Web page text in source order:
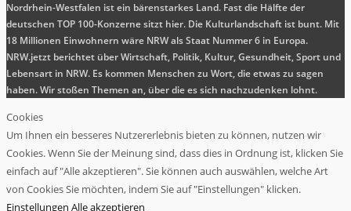
Nordrhein-Westfalen ist ein bärenstarkes Land. Fast die Hälfte der
deutschen TOP 100-Konzerne sitzt hier. Die Kulturlandschaft ist bunt. Mit
18 Millionen Einwohnern wäre NRW als Staat Nummer 6 in Europa.
NRW.jetzt berichtet über Wirtschaft, Politik, Kultur, Gesundheit, Sport und
Lebensart in NRW. Es kommen Menschen zu Wort, die etwas zu sagen
haben. Wir stoßen Themen an, über die es sich nachzudenken lohnt.
Cookies
Um Ihnen ein besseres Nutzererlebnis bieten zu können, nutzen wir
Cookies. Wenn Sie der Meinung sind, dass dies in Ordnung ist, klicken Sie
einfach auf "Alle akzeptieren". Sie können auch auswählen, welche Art
von Cookies Sie möchten, indem Sie auf "Einstellungen" klicken.
Einstellungen Alle akzeptieren